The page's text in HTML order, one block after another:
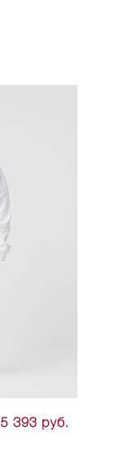
5 393 руб.